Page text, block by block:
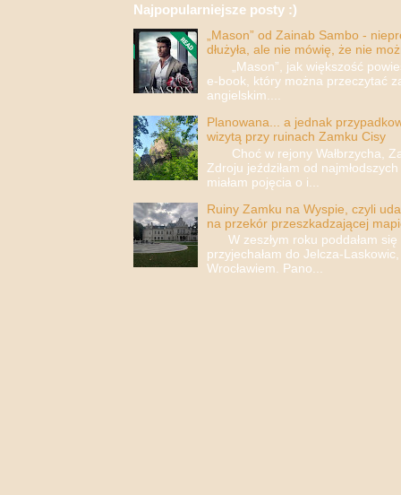
Najpopularniejsze posty :)
„Mason” od Zainab Sambo -
dłużyła, ale nie mówię, że nie
„Mason”, jak większość
e-book, który można przeczytać
angielskim....
Planowana... a jednak
wizytą przy ruinach Zamku Cisy
Choć w rejony Wałbrzycha,
Zdroju jeździłam od
miałam pojęcia o i...
Ruiny Zamku na Wyspie, czyli
na przekór przeszkadzającej
W zeszłym roku poddałam się
przyjechałam do Jelcza-
Wrocławiem. Pano...